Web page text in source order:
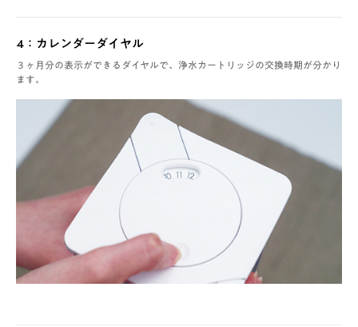
4：カレンダーダイヤル
３ヶ月分の表示ができるダイヤルで、浄水カートリッジの交換時期が分かり
ます。